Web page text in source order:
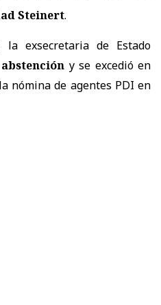
Steinert.
exsecretaria de Estado
y se excedió en
nómina de agentes PDI en